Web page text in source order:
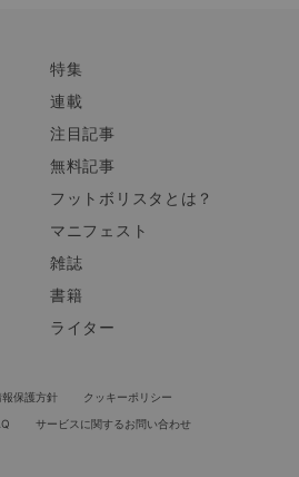
特集
連載
注目記事
無料記事
フットボリスタとは？
マニフェスト
雑誌
書籍
ライター
保護方針
クッキーポリシー
サービスに関するお問い合わせ